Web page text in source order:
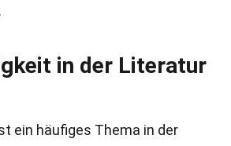
in der Literatur
ein häufiges Thema in der